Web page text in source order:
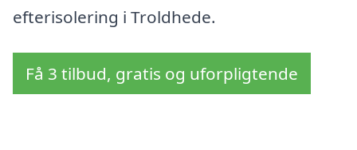
efterisolering i Troldhede.
Få 3 tilbud, gratis og uforpligtende